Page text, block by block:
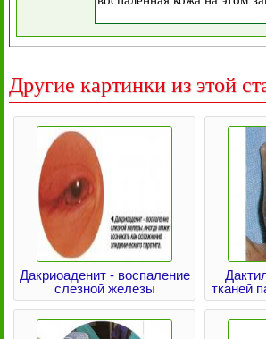
Другие картинки из этой
Дакриоаденит - воспаление
слезной железы
тканей